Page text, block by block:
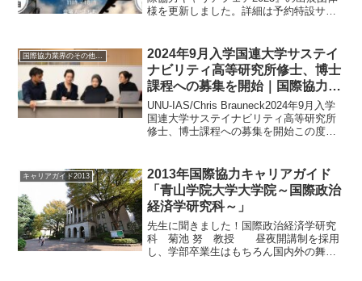
様を更新しました。詳細は予約特設サイ
院など、幅広いアクターの話を聞いて質
問ができ...
2024年9月入学国連大学サステイ
ナビリティ高等研究所修士、博士
課程への募集を開始｜国際協力業
界イベント情報
UNU-IAS/Chris Brauneck2024年9月入学
国連大学サステイナビリティ高等研究所
修士、博士課程への募集を開始この度、
します。UNU-IASの...
キャリアガイド2013
2013年国際協力キャリアガイド
「青山学院大学大学院～国際政治
経済学研究科～」
先生に聞きました！国際政治経済学研究
科 菊池 努 教授 昼夜開講制を採用
し、学部卒業生はもちろん国内外の舞台